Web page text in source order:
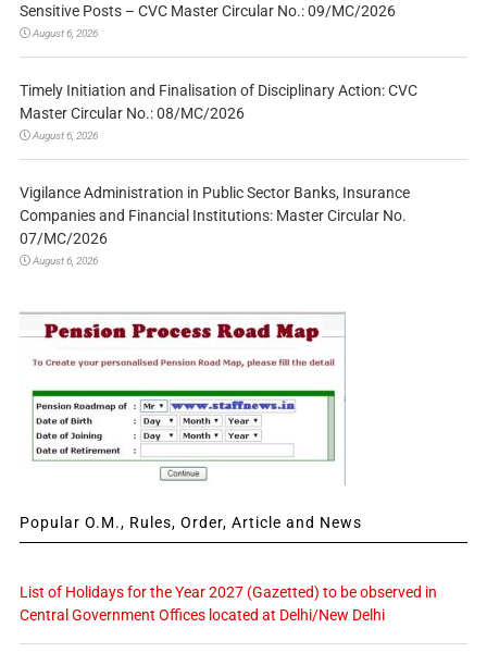
Sensitive Posts – CVC Master Circular No.: 09/MC/2026
August 6, 2026
Timely Initiation and Finalisation of Disciplinary Action: CVC
Master Circular No.: 08/MC/2026
August 6, 2026
Vigilance Administration in Public Sector Banks, Insurance
Companies and Financial Institutions: Master Circular No.
07/MC/2026
August 6, 2026
Popular O.M., Rules, Order, Article and News
List of Holidays for the Year 2027 (Gazetted) to be observed in
Central Government Offices located at Delhi/New Delhi